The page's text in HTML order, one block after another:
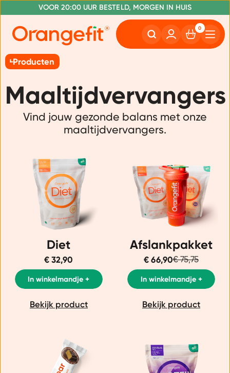
NR. 1 GETEST CONSUMENTENBOND
VOOR 20:00 UUR BESTELD, MORGEN IN HUIS
GRATIS VERZENDING VANAF €50
0
Producten
Maaltijdvervangers
Vind jouw gezonde balans met onze
maaltijdvervangers.
Diet
€ 32,90
In winkelmandje +
Bekijk product
Afslankpakket
€ 66,90€ 75,75
In winkelmandje +
Bekijk product